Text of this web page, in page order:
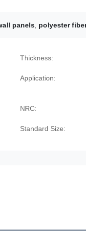
panels polyester
Thickness:
Application:
NRC:
Standard Size: